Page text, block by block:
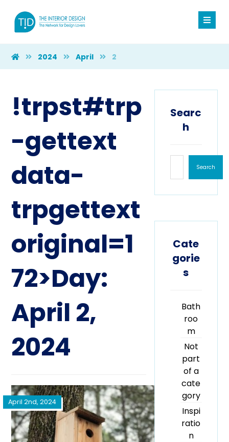
2024 April 2
!trpst#trp
-gettext
data-
trpgettext
original=1
72>Day:
April 2,
2024
April 2nd, 2024
Searc
h
Search
Cate
gorie
s
Bath
roo
m
Not
part
of a
cate
gory
Inspi
ratio
n